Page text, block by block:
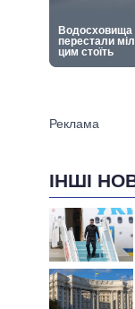
ІНШІ